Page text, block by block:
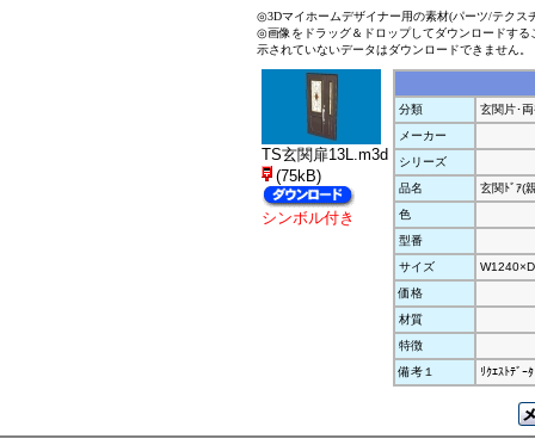
◎3Dマイホームデザイナー用の素材(パーツ/テクス
◎画像をドラッグ＆ドロップしてダウンロードす
示されていないデータはダウンロードできません。
TS玄関扉13L.m3d
(75kB)
シンボル付き
分類
玄関片･
メーカー
シリーズ
品名
玄関ﾄﾞｱ(
色
型番
サイズ
価格
材質
特徴
備考１
ﾘｸｴｽﾄﾃﾞｰﾀ